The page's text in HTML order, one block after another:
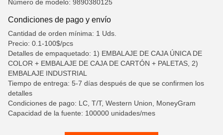
Número de modelo: 9890380125
Condiciones de pago y envío
Cantidad de orden mínima: 1 Uds.
Precio: 0.1-100$/pcs
Detalles de empaquetado: 1) EMBALAJE DE CAJA ÚNICA DE
COLOR + EMBALAJE DE CAJA DE CARTÓN + PALETAS, 2)
EMBALAJE INDUSTRIAL
Tiempo de entrega: 5-7 días después de que se confirmen los
detalles
Condiciones de pago: LC, T/T, Western Union, MoneyGram
Capacidad de la fuente: 100000 unidades/mes